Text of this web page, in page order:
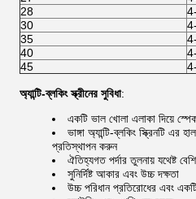
28
30
35
40
45
অ্যান্টি-ব্লকিং স্ক্রীনের সুবিধা:
একটি ভাল খোলা এলাকা দিয়ে
ভাঙ্গা অ্যান্টি-ব্লকিং স্ক্রিনটি
প্রতিস্থাপন করুন
ঐতিহ্যগত পর্দার তুলনায় যথেষ্ট
সুনির্দিষ্ট আকার এবং উচ্চ দক্ষতা
উচ্চ পরিধান প্রতিরোধের এবং